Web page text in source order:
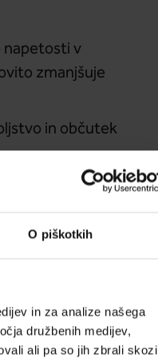
O piškotkih
in za analize našega
družbenih medijev,
ali pa so jih zbrali skozi
napetosti v
zmanjšuje
in občutek
kar izboljša
motorične,
in izrazne
melodij